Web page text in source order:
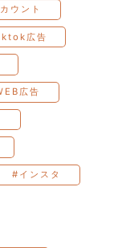
ウント
広告
広告
#インスタ